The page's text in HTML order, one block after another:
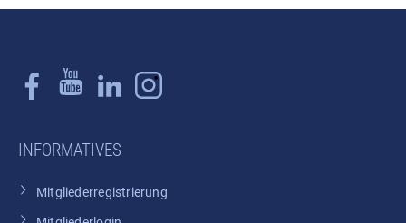
INFORMATIVES
Mitgliederregistrierung